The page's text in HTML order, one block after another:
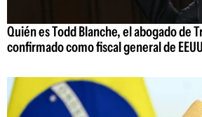
Quién es Todd Blanche, el abogado de
confirmado como fiscal general de EEUU